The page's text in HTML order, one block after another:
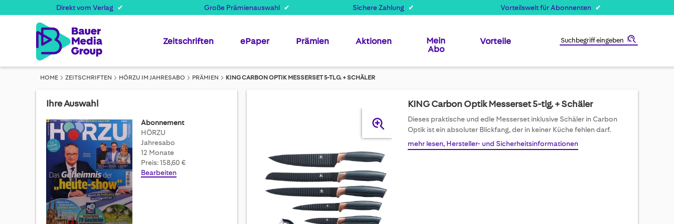
Direkt vom Verlag Große Prämienauswahl Sichere Zahlung Vorteilswelt für Abonnenten
Zeitschriften ePaper Prämien Aktionen
Mein
Abo
Vorteile
HOME ZEITSCHRIFTEN HÖRZU IM JAHRESABO PRÄMIEN KING CARBON OPTIK MESSERSET 5-TLG. + SCHÄLER
Ihre Auswahl
Abonnement
HÖRZU
Jahresabo
12 Monate
Preis: 158,60 €
Bearbeiten
of
images
gallery
KING Carbon Optik Messerset 5-tlg. + Schäler
Dieses praktische und edle Messerset inklusive Schäler in Carbon
Optik ist ein absoluter Blickfang, der in keiner Küche fehlen darf.
mehr lesen, Hersteller- und Sicherheitsinformationen